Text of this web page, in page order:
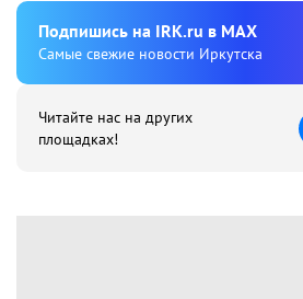
Подпишиcь на IRK.ru в MAX
Cамые свежие новости Иркутска
Читайте нас на других
площадках!